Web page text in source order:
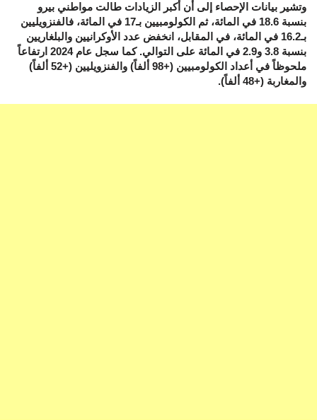
وتشير بيانات الإحصاء إلى أن أكبر الزيادات طالت مواطني بيرو
بنسبة 18.6 في المائة، ثم الكولومبيين بـ17 في المائة، فالفنزويليين
بـ16.2 في المائة، في المقابل، انخفض عدد الأوكرانيين والبلغاريين
بنسبة 3.8 و2.9 في المائة على التوالي. كما سجل عام 2024 ارتفاعاً
ملحوظاً في أعداد الكولومبيين (+98 ألفاً) والفنزويليين (+52 ألفاً)
والمغاربة (+48 ألفاً).